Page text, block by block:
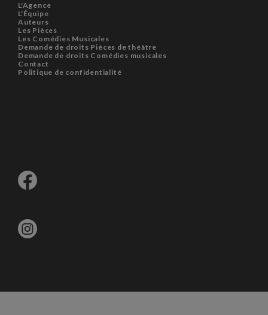
L'Agence
L'Équipe
Auteurs
Les Pièces
Les Comédies Musicales
Demande de droits Pièces de théâtre
Demande de droits Comédies musicales
Contact
Politique de confidentialité